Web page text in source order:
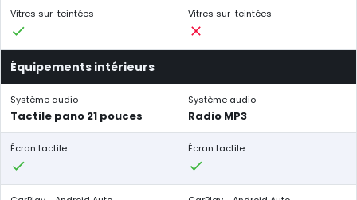
Vitres sur-teintées Vitres sur-teintées
Équipements intérieurs
Système audio
Tactile pano 21 pouces
Système audio
Radio MP3
Écran tactile Écran tactile